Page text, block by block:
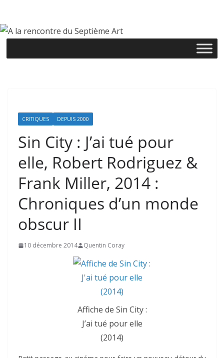
contenu
CRITIQUES DEPUIS 2000
Sin City : J’ai tué pour
elle, Robert Rodriguez &
Frank Miller, 2014 :
Chroniques d’un monde
obscur II
10 décembre 2014 Quentin Coray
Affiche de Sin City :
J’ai tué pour elle
(2014)